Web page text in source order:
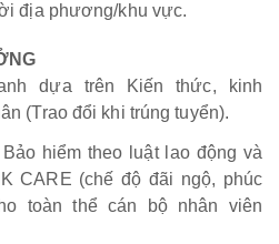
địa phương/khu vực.
dựa trên Kiến thức, kinh
(Trao đổi khi trúng tuyển).
hiểm theo luật lao động và
CARE (chế độ đãi ngộ, phúc
toàn thể cán bộ nhân viên